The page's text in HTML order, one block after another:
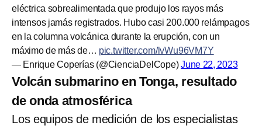
eléctrica sobrealimentada que produjo los rayos más
intensos jamás registrados. Hubo casi 200.000 relámpagos
en la columna volcánica durante la erupción, con un
máximo de más de… pic.twitter.com/lvWu96VM7Y
— Enrique Coperías (@CienciaDelCope)June 22, 2023
Volcán submarino en Tonga, resultado
de onda atmosférica
Los equipos de medición de los especialistas